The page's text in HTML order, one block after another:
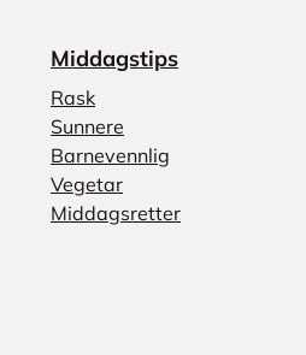
Middagstips
Rask
Sunnere
Barnevennlig
Vegetar
Middagsretter